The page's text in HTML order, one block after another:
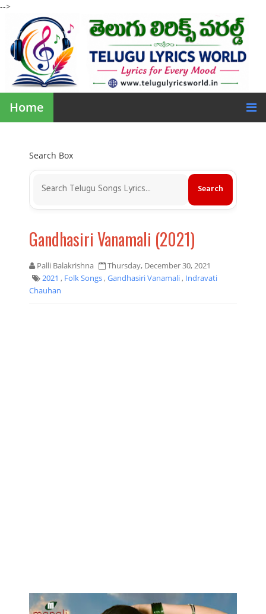
-->
Home
Search Box
Gandhasiri Vanamali (2021)
Palli Balakrishna
Thursday, December 30, 2021
2021 , Folk Songs,Gandhasiri Vanamali, Indravati
Chauhan